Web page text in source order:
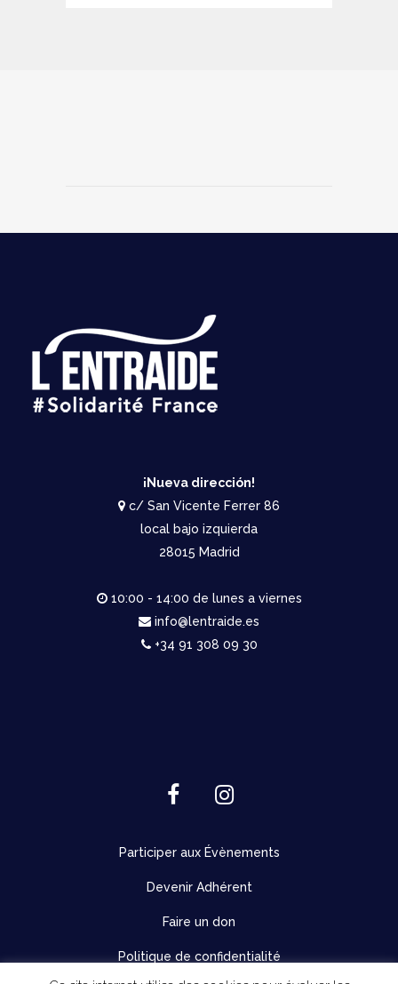
¡Nueva dirección!
c/ San Vicente Ferrer 86
local bajo izquierda
28015 Madrid
10:00 - 14:00 de lunes a viernes
info@lentraide.es
+34 91 308 09 30
Participer aux Évènements
Devenir Adhérent
Faire un don
Politique de confidentialité